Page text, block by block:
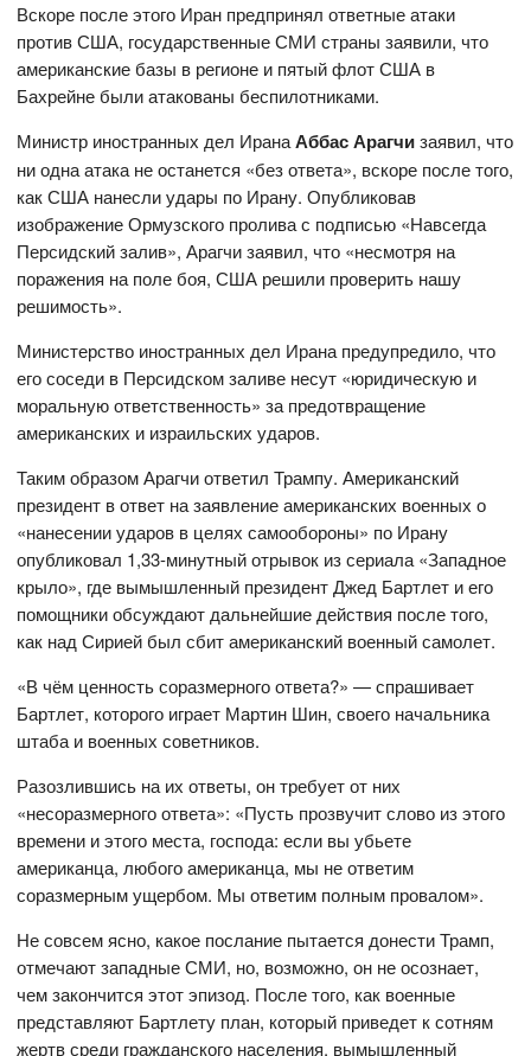
Вскоре после этого Иран предпринял ответные атаки
против США, государственные СМИ страны заявили, что
американские базы в регионе и пятый флот США в
Бахрейне были атакованы беспилотниками.
Министр иностранных дел ИранаАббас Арагчизаявил, что
ни одна атака не останется «без ответа», вскоре после того,
как США нанесли удары по Ирану. Опубликовав
изображение Ормузского пролива с подписью «Навсегда
Персидский залив», Арагчи заявил, что «несмотря на
поражения на поле боя, США решили проверить нашу
решимость».
Министерство иностранных дел Ирана предупредило, что
его соседи в Персидском заливе несут «юридическую и
моральную ответственность» за предотвращение
американских и израильских ударов.
Таким образом Арагчи ответил Трампу. Американский
президент в ответ на заявление американских военных о
«нанесении ударов в целях самообороны» по Ирану
опубликовал 1,33-минутный отрывок из сериала «Западное
крыло», где вымышленный президент Джед Бартлет и его
помощники обсуждают дальнейшие действия после того,
как над Сирией был сбит американский военный самолет.
«В чём ценность соразмерного ответа?» — спрашивает
Бартлет, которого играет Мартин Шин, своего начальника
штаба и военных советников.
Разозлившись на их ответы, он требует от них
«несоразмерного ответа»: «Пусть прозвучит слово из этого
времени и этого места, господа: если вы убьете
американца, любого американца, мы не ответим
соразмерным ущербом. Мы ответим полным провалом».
Не совсем ясно, какое послание пытается донести Трамп,
отмечают западные СМИ, но, возможно, он не осознает,
чем закончится этот эпизод. После того, как военные
представляют Бартлету план, который приведет к сотням
жертв среди гражданского населения, вымышленный